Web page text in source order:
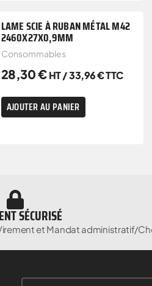
LAME SCIE À RUBAN MÉTAL M42
2460X27X0,9MM
Consommables
28,30€ HT /33,96€TTC
AJOUTER AU PANIER
SÉCURISÉ
et Mandat administratif/